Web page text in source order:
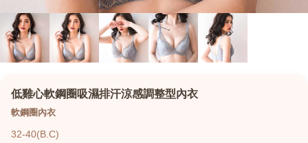
低雞心軟鋼圈吸濕排汗涼感調整型內衣
軟鋼圈內衣
32-40(B.C)